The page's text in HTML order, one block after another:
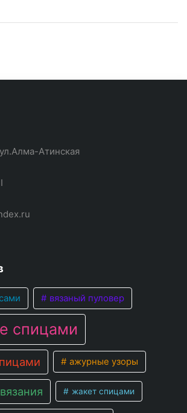
Атинская
вязаный пуловер
спицами
ажурные узоры
жакет спицами